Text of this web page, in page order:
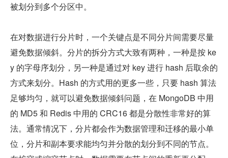
被划分到多个分区中。
在对数据进行分片时，一个关键点是不同分片间需要尽量
避免数据倾斜。分片的拆分方式大致有两种，一种是按 ke
y 的字母序划分，另一种是通过对 key 进行 hash 后取余的
方式来划分。Hash 的方式用的更多一些，只要 hash 算法
足够均匀，就可以避免数据倾斜问题，在 MongoDB 中用
的 MD5 和 Redis 中用的 CRC16 都是分散性非常好的算
法。通常情况下，分片都会作为数据管理和迁移的最小单
位，分片和副本要求能均匀并分散的划分到不同的节点。